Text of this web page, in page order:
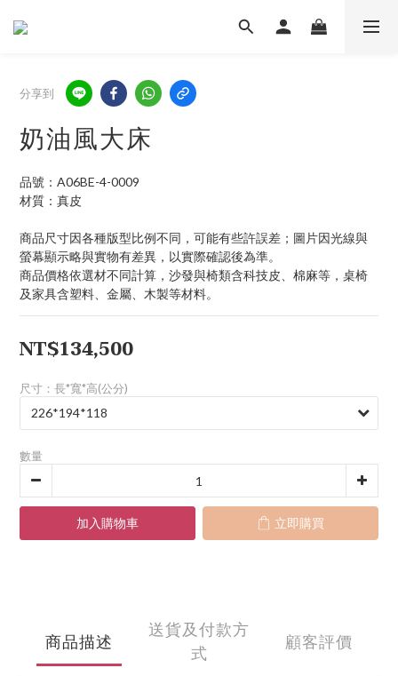
分享到
奶油風大床
品號：A06BE-4-0009
材質：真皮
商品尺寸因各種版型比例不同，可能有些許誤差；圖片因光線與
螢幕顯示略與實物有差異，以實際確認後為準。
商品價格依選材不同計算，沙發與椅類含科技皮、棉麻等，桌椅
及家具含塑料、金屬、木製等材料。
NT$134,500
尺寸：長*寬*高(公分)
數量
加入購物車 立即購買
商品描述
送貨及付款方
式
顧客評價